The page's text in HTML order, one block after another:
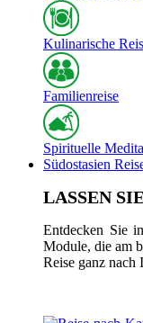
Kulinarische
Familienreise
Spirituelle
Südostasien
LASSEN
Entdecken Sie
Module, die am
Reise ganz nach